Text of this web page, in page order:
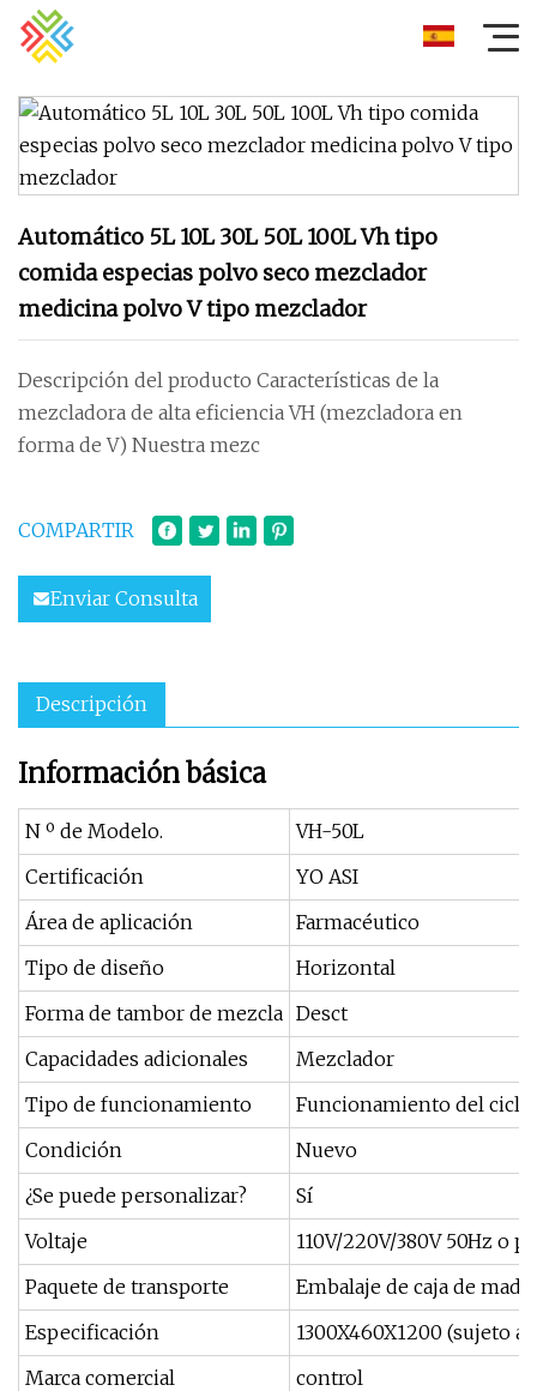
Automático 5L 10L 30L 50L 100L Vh tipo
comida especias polvo seco mezclador
medicina polvo V tipo mezclador
Descripción del producto Características de la
mezcladora de alta eficiencia VH (mezcladora en
forma de V) Nuestra mezc
COMPARTIR
Enviar Consulta
Descripción
Información básica
N º de Modelo.
VH-50L
Certificación
YO ASI
Área de aplicación
Farmacéutico
Tipo de diseño
Horizontal
Forma de tambor de mezcla Desct
Capacidades adicionales
Mezclador
Tipo de funcionamiento
Funcionamiento del ciclo
Condición
Nuevo
¿Se puede personalizar?
Sí
Voltaje
110V/220V/380V 50Hz o
Paquete de transporte
Embalaje de caja de
Especificación
1300X460X1200 (sujeto
Marca comercial
control